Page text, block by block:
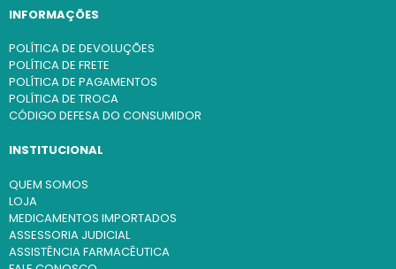
INFORMAÇÕES
POLÍTICA DE DEVOLUÇÕES
POLÍTICA DE FRETE
POLÍTICA DE PAGAMENTOS
POLÍTICA DE TROCA
CÓDIGO DEFESA DO CONSUMIDOR
INSTITUCIONAL
QUEM SOMOS
LOJA
MEDICAMENTOS IMPORTADOS
ASSESSORIA JUDICIAL
ASSISTÊNCIA FARMACÊUTICA